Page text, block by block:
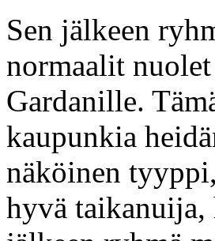
Sen jälkeen
normaalit
Gardanille.
kaupunkia
näköinen
hyvä taikanuija,